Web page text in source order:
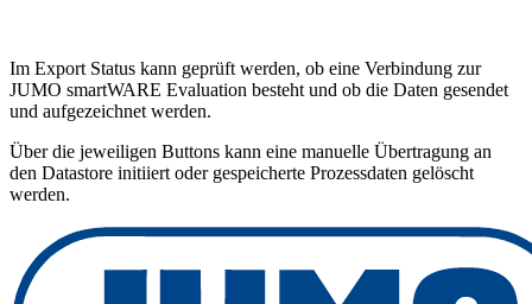
Im Export Status kann geprüft werden, ob eine Verbindung zur
JUMO smartWARE Evaluation besteht und ob die Daten gesendet
und aufgezeichnet werden.
Über die jeweiligen Buttons kann eine manuelle Übertragung an
den Datastore initiiert oder gespeicherte Prozessdaten gelöscht
werden.